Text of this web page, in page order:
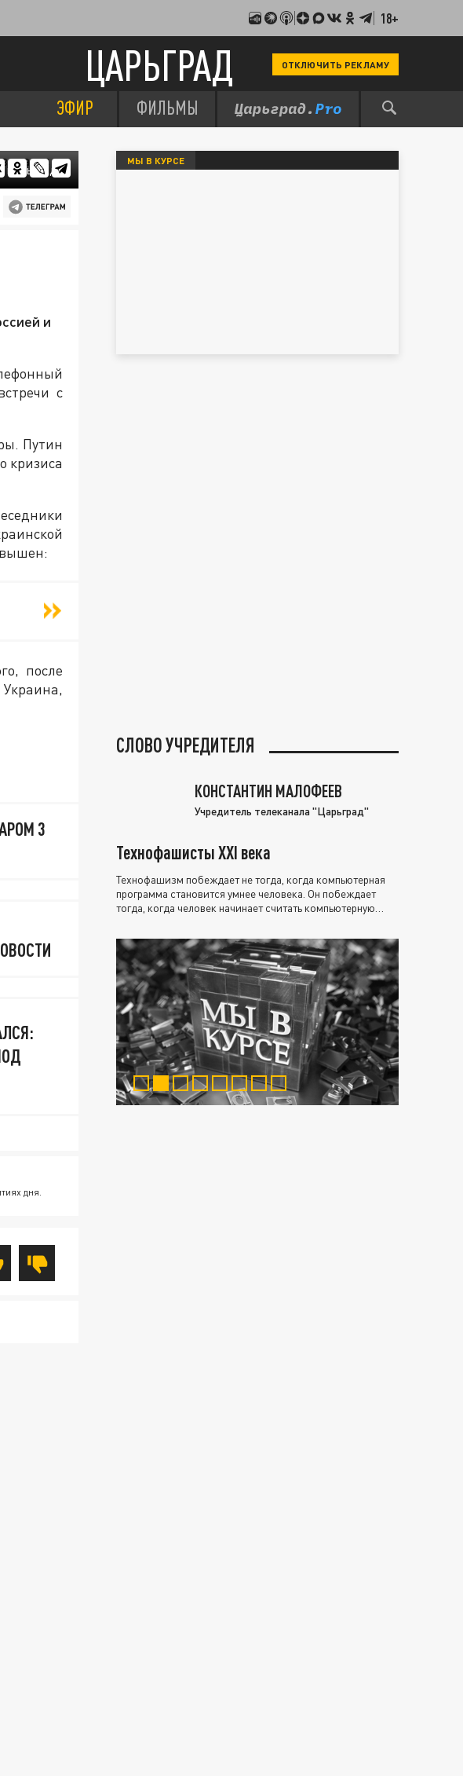
18+
ЦАРЬГРАД ОТКЛЮЧИТЬ РЕКЛАМУ
ЭФИР ФИЛЬМЫ
ЦАРЬГРАДА
и
с
Путин
кризиса
после
3
дня.
МЫ В КУРСЕ
СЛОВО УЧРЕДИТЕЛЯ
КОНСТАНТИН МАЛОФЕЕВ
Учредитель телеканала "Царьград"
Технофашисты XXI века
Технофашизм побеждает не тогда, когда компьютерная
программа становится умнее человека. Он побеждает
тогда, когда человек начинает считать компьютерную